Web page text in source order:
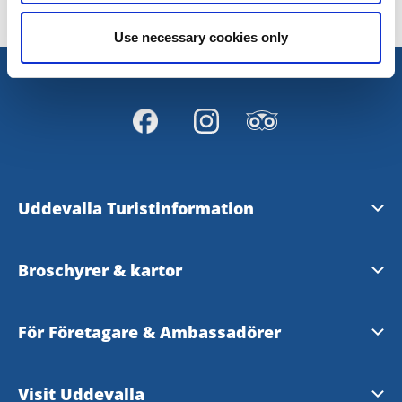
Use necessary cookies only
Uddevalla Turistinformation
Upplev Bohuslän
Broschyrer & kartor
Uddevallakarta
För Företagare & Ambassadörer
Evenemangshandboken
Visit Uddevalla